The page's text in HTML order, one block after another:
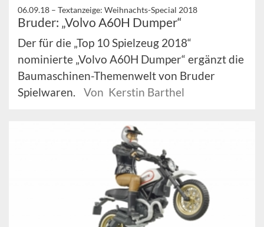
06.09.18 – Textanzeige: Weihnachts-Special 2018
Bruder: „Volvo A60H Dumper“
Der für die „Top 10 Spielzeug 2018“
nominierte „Volvo A60H Dumper“ ergänzt die
Baumaschinen-Themenwelt von Bruder
Spielwaren.
Von Kerstin Barthel